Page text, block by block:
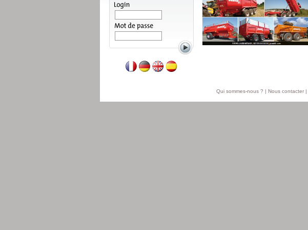
Qui sommes-nous ? | Nous contacter|